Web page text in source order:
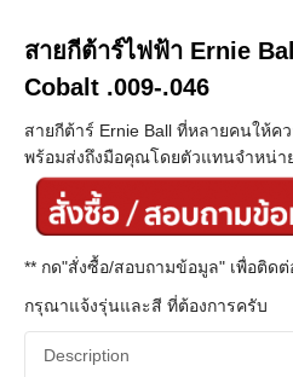
สายกีต้าร์ไฟฟ้า Ernie
Cobalt .009-.046
สายกีต้าร์ Ernie Ball ที่หลายคนให้ค
พร้อมส่งถึงมือคุณโดยตัวแทนจำหน่า
** กด"สั่งซื้อ/สอบถามข้อมูล" เพื่อติดต่
กรุณาแจ้งรุ่นและสี ที่ต้องการครับ
Description